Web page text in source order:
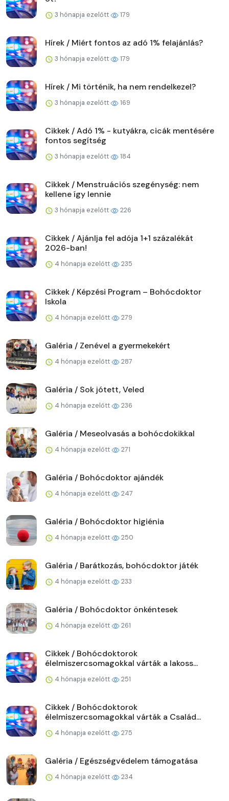
3 hónapja ezelőtt 179
Hírek / Miért fontos az adó 1% felajánlás?
3 hónapja ezelőtt 179
Hírek / Mi történik, ha nem rendelkezel?
3 hónapja ezelőtt 169
Cikkek / Adó 1% - kutyákra, cicák mentésére
fontos segítség
3 hónapja ezelőtt 184
Cikkek / Menstruációs szegénység: nem
kellene így lennie
3 hónapja ezelőtt 226
Cikkek / Ajánlja fel adója 1+1 százalékát
2026-ban!
4 hónapja ezelőtt 235
Cikkek / Képzési Program – Bohócdoktor
Iskola
4 hónapja ezelőtt 279
Galéria / Zenével a gyermekekért
4 hónapja ezelőtt 287
Galéria / Sok jótett, Veled
4 hónapja ezelőtt 236
Galéria / Meseolvasás a bohócdokikkal
4 hónapja ezelőtt 271
Galéria / Bohócdoktor ajándék
4 hónapja ezelőtt 247
Galéria / Bohócdoktor higiénia
4 hónapja ezelőtt 250
Galéria / Barátkozás, bohócdoktor játék
4 hónapja ezelőtt 233
Galéria / Bohócdoktor önkéntesek
4 hónapja ezelőtt 261
Cikkek / Bohócdoktorok
élelmiszercsomagokkal várták a lakoss...
4 hónapja ezelőtt 251
Cikkek / Bohócdoktorok
élelmiszercsomagokkal várták a Család...
4 hónapja ezelőtt 275
Galéria / Egészségvédelem támogatása
4 hónapja ezelőtt 234